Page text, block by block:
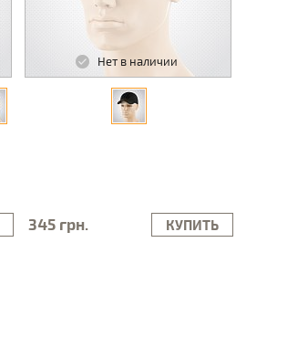
Нет в наличии
345 грн. КУПИТЬ